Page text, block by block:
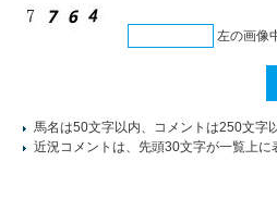
左の画像
馬名は50文字以内、コメントは250文字
近況コメントは、先頭30文字が一覧上に